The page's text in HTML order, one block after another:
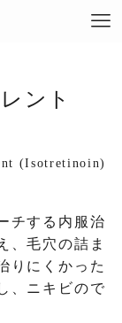
料
施
ント
(Isotretinoin)
チする内服治
、毛穴の詰ま
りにくかった
、ニキビので